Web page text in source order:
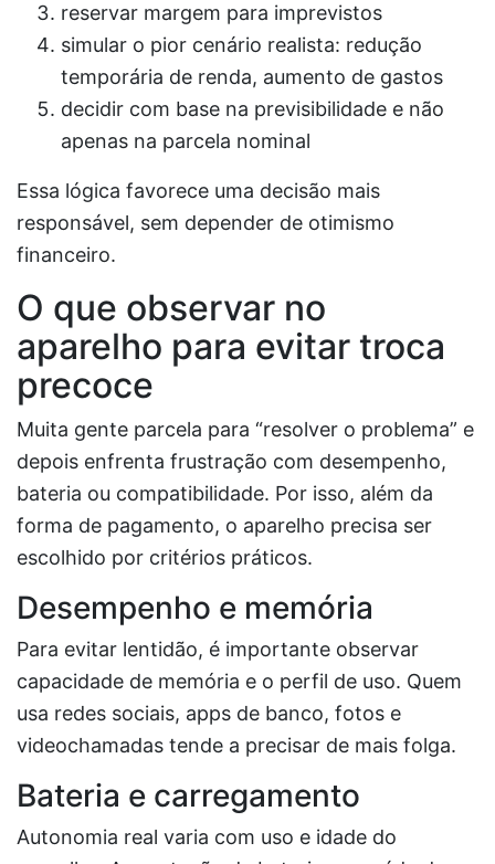
reservar margem para imprevistos
simular o pior cenário realista: redução
temporária de renda, aumento de gastos
decidir com base na previsibilidade e não
apenas na parcela nominal
Essa lógica favorece uma decisão mais
responsável, sem depender de otimismo
financeiro.
O que observar no
aparelho para evitar troca
precoce
Muita gente parcela para “resolver o problema” e
depois enfrenta frustração com desempenho,
bateria ou compatibilidade. Por isso, além da
forma de pagamento, o aparelho precisa ser
escolhido por critérios práticos.
Desempenho e memória
Para evitar lentidão, é importante observar
capacidade de memória e o perfil de uso. Quem
usa redes sociais, apps de banco, fotos e
videochamadas tende a precisar de mais folga.
Bateria e carregamento
Autonomia real varia com uso e idade do